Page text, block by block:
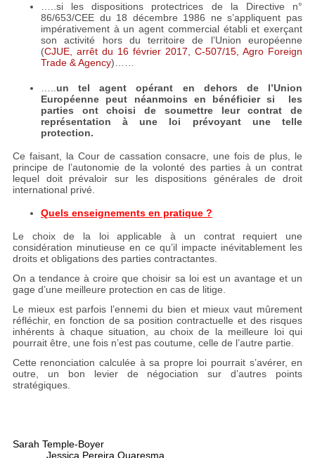
…..si les dispositions protectrices de la Directive n°
86/653/CEE du 18 décembre 1986 ne s’appliquent pas
impérativement à un agent commercial établi et exerçant
son activité hors du territoire de l’Union européenne
(CJUE, arrêt du 16 février 2017, C-507/15, Agro Foreign
Trade & Agency)……
un tel agent opérant en dehors de l’Union
Européenne peut néanmoins en bénéficier si les
parties ont choisi de soumettre leur contrat de
représentation à une loi prévoyant une telle
protection.
Ce faisant, la Cour de cassation consacre, une fois de plus, le
principe de l’autonomie de la volonté des parties à un contrat
lequel doit prévaloir sur les dispositions générales de droit
international privé.
Quels enseignements en pratique ?
Le choix de la loi applicable à un contrat requiert une
considération minutieuse en ce qu’il impacte inévitablement les
droits et obligations des parties contractantes.
On a tendance à croire que choisir sa loi est un avantage et un
gage d’une meilleure protection en cas de litige.
Le mieux est parfois l’ennemi du bien et mieux vaut mûrement
réfléchir, en fonction de sa position contractuelle et des risques
inhérents à chaque situation, au choix de la meilleure loi qui
pourrait être, une fois n’est pas coutume, celle de l’autre partie.
Cette renonciation calculée à sa propre loi pourrait s’avérer, en
outre, un bon levier de négociation sur d’autres points
stratégiques.
Sarah Temple-Boyer
Jessica Pereira Quaresma